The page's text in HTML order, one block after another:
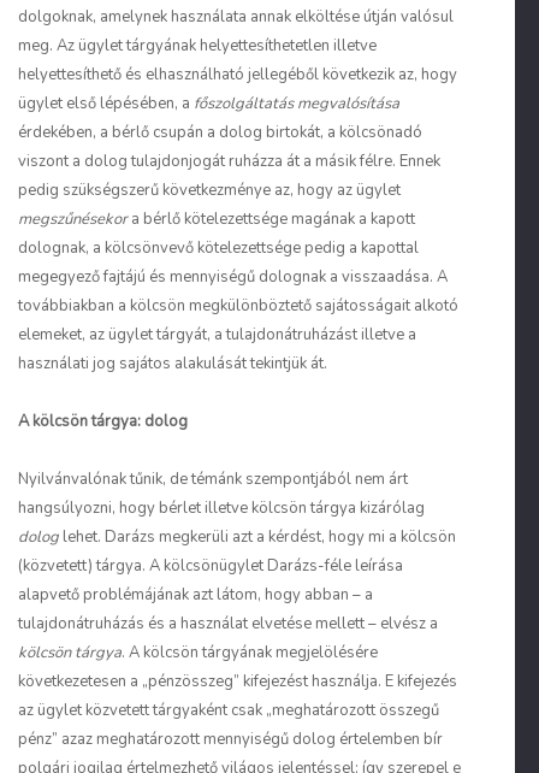
dolgoknak, amelynek használata annak elköltése útján valósul
meg. Az ügylet tárgyának helyettesíthetetlen illetve
helyettesíthető és elhasználható jellegéből következik az, hogy
ügylet első lépésében, a főszolgáltatás megvalósítása
érdekében, a bérlő csupán a dolog birtokát, a kölcsönadó
viszont a dolog tulajdonjogát ruházza át a másik félre. Ennek
pedig szükségszerű következménye az, hogy az ügylet
megszűnésekora bérlő kötelezettsége magának a kapott
dolognak, a kölcsönvevő kötelezettsége pedig a kapottal
megegyező fajtájú és mennyiségű dolognak a visszaadása. A
továbbiakban a kölcsön megkülönböztető sajátosságait alkotó
elemeket, az ügylet tárgyát, a tulajdonátruházást illetve a
használati jog sajátos alakulását tekintjük át.
A kölcsön tárgya: dolog
Nyilvánvalónak tűnik, de témánk szempontjából nem árt
hangsúlyozni, hogy bérlet illetve kölcsön tárgya kizárólag
dolog lehet. Darázs megkerüli azt a kérdést, hogy mi a kölcsön
(közvetett) tárgya. A kölcsönügylet Darázs-féle leírása
alapvető problémájának azt látom, hogy abban – a
tulajdonátruházás és a használat elvetése mellett – elvész a
kölcsön tárgya. A kölcsön tárgyának megjelölésére
következetesen a „pénzösszeg” kifejezést használja. E kifejezés
az ügylet közvetett tárgyaként csak „meghatározott összegű
pénz” azaz meghatározott mennyiségű dolog értelemben bír
polgári jogilag értelmezhető világos jelentéssel; így szerepel e